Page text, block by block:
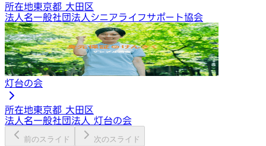
所在地東京都 大田区
法人名一般社団法人シニアライフサポート協会
灯台の会
所在地東京都 大田区
法人名一般社団法人 灯台の会
前のスライド 次のスライド